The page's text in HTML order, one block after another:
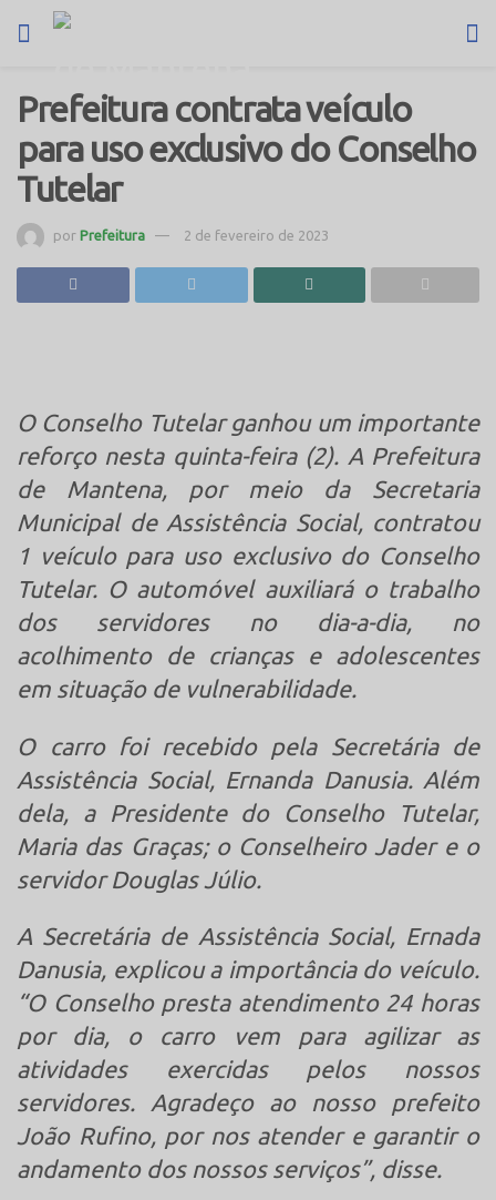
Prefeitura contrata veículo
para uso exclusivo do Conselho
Tutelar
por Prefeitura 2 de fevereiro de 2023
O Conselho Tutelar ganhou um importante
reforço nesta quinta-feira (2). A Prefeitura
de Mantena, por meio da Secretaria
Municipal de Assistência Social, contratou
1 veículo para uso exclusivo do Conselho
Tutelar. O automóvel auxiliará o trabalho
dos servidores no dia-a-dia, no
acolhimento de crianças e adolescentes
em situação de vulnerabilidade.
O carro foi recebido pela Secretária de
Assistência Social, Ernanda Danusia. Além
dela, a Presidente do Conselho Tutelar,
Maria das Graças; o Conselheiro Jader e o
servidor Douglas Júlio.
A Secretária de Assistência Social, Ernada
Danusia, explicou a importância do veículo.
“O Conselho presta atendimento 24 horas
por dia, o carro vem para agilizar as
atividades exercidas pelos nossos
servidores. Agradeço ao nosso prefeito
João Rufino, por nos atender e garantir o
andamento dos nossos serviços”, disse.